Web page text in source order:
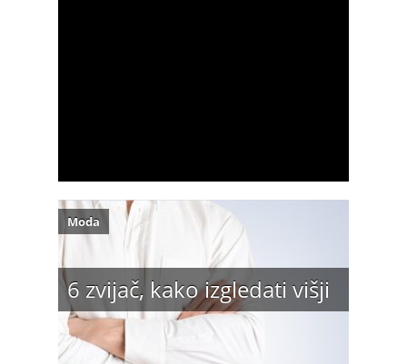
6 zvijač, kako izgledati višji
Moda